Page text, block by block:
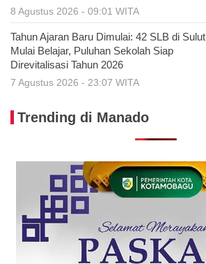
8 Agustus 2026 - 09:01 WITA
Tahun Ajaran Baru Dimulai: 42 SLB di Sulut
Mulai Belajar, Puluhan Sekolah Siap
Direvitalisasi Tahun 2026
7 Agustus 2026 - 23:07 WITA
Trending di Manado